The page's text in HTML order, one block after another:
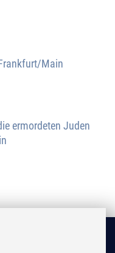
Main
ermordeten Juden